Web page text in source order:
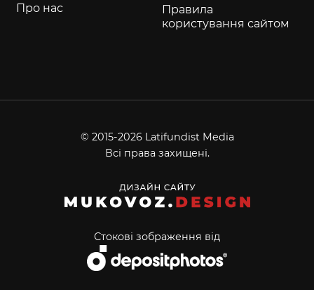
Про нас
Правила
користування сайтом
© 2015-2026 Latifundist Media
Всі права захищені.
Стокові зображення від